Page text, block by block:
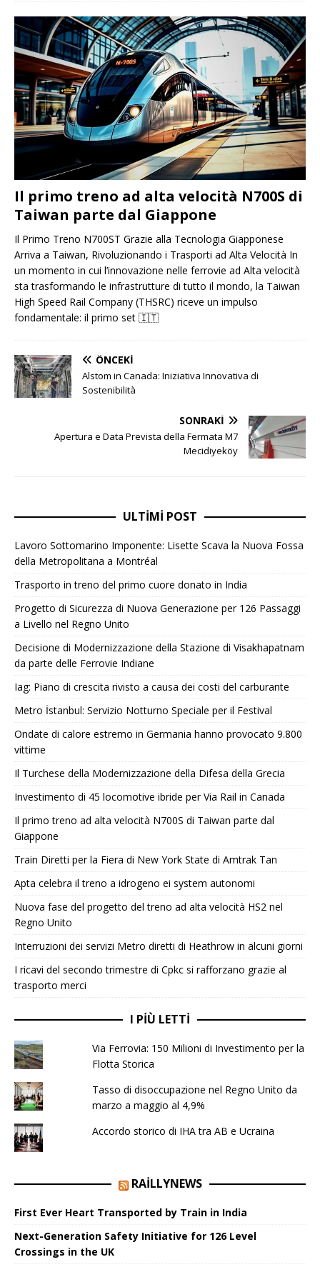
Il primo treno ad alta velocità N700S di
Taiwan parte dal Giappone
Il Primo Treno N700ST Grazie alla Tecnologia Giapponese
Arriva a Taiwan, Rivoluzionando i Trasporti ad Alta Velocità In
un momento in cui l’innovazione nelle ferrovie ad Alta velocità
sta trasformando le infrastrutture di tutto il mondo, la Taiwan
High Speed ​​​​Rail Company (THSRC) riceve un impulso
fondamentale: il primo set 🇮🇹
ÖNCEKI
Alstom in Canada: Iniziativa Innovativa di
Sostenibilità
SONRAKI
Apertura e Data Prevista della Fermata M7
Mecidiyeköy
ULTIMI POST
Lavoro Sottomarino Imponente: Lisette Scava la Nuova Fossa
della Metropolitana a Montréal
Trasporto in treno del primo cuore donato in India
Progetto di Sicurezza di Nuova Generazione per 126 Passaggi
a Livello nel Regno Unito
Decisione di Modernizzazione della Stazione di Visakhapatnam
da parte delle Ferrovie Indiane
Iag: Piano di crescita rivisto a causa dei costi del carburante
Metro İstanbul: Servizio Notturno Speciale per il Festival
Ondate di calore estremo in Germania hanno provocato 9.800
vittime
Il Turchese della Modernizzazione della Difesa della Grecia
Investimento di 45 locomotive ibride per Via Rail in Canada
Il primo treno ad alta velocità N700S di Taiwan parte dal
Giappone
Train Diretti per la Fiera di New York State di Amtrak Tan
Apta celebra il treno a idrogeno ei system autonomi
Nuova fase del progetto del treno ad alta velocità HS2 nel
Regno Unito
Interruzioni dei servizi Metro diretti di Heathrow in alcuni giorni
I ricavi del secondo trimestre di Cpkc si rafforzano grazie al
trasporto merci
I PIÙ LETTI
Via Ferrovia: 150 Milioni di Investimento per la
Flotta Storica
Tasso di disoccupazione nel Regno Unito da
marzo a maggio al 4,9%
Accordo storico di IHA tra AB e Ucraina
RAILLYNEWS
First Ever Heart Transported by Train in India
Next-Generation Safety Initiative for 126 Level
Crossings in the UK